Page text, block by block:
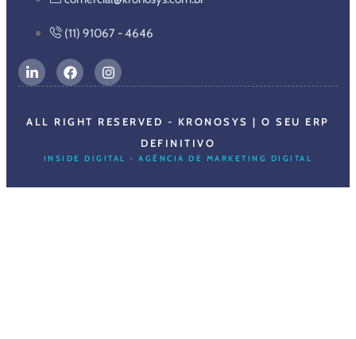
(11) 91067 - 4646
ALL RIGHT RESERVED - KRONOSYS | O SEU ERP
DEFINITIVO
INSIDE DIGITAL - AGÊNCIA DE MARKETING DIGITAL